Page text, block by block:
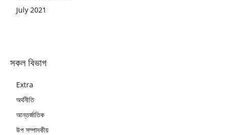
July 2021
সকল বিভাগ
Extra
অর্থনীতি
আন্তর্জাতিক
উপ সম্পাদকীয়